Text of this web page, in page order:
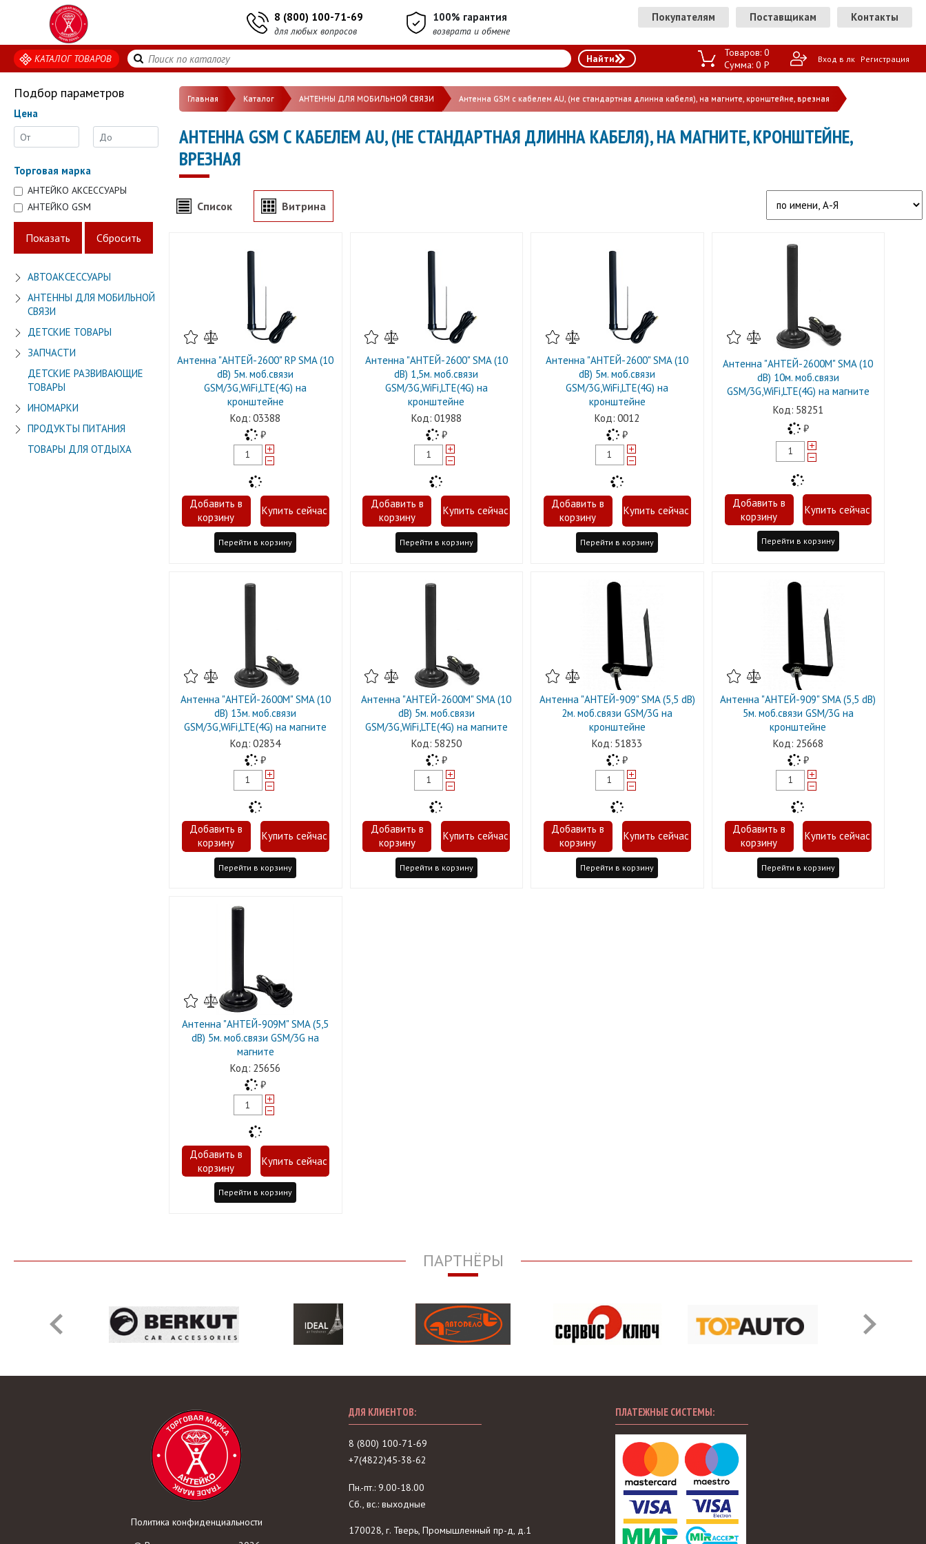
8 (800) 100-71-69
для любых вопросов
100% гарантия
возврата и обмене
Покупателям Поставщикам Контакты
КАТАЛОГ ТОВАРОВ Товаров: 0
Сумма: 0 P Вход в лк Регистрация
Подбор параметров
Цена
Торговая марка
АНТЕЙКО АКСЕССУАРЫ
АНТЕЙКО GSM
АВТОАКСЕССУАРЫ
АНТЕННЫ ДЛЯ МОБИЛЬНОЙ
СВЯЗИ
ДЕТСКИЕ ТОВАРЫ
ЗАПЧАСТИ
ДЕТСКИЕ РАЗВИВАЮЩИЕ
ТОВАРЫ
ИНОМАРКИ
ПРОДУКТЫ ПИТАНИЯ
ТОВАРЫ ДЛЯ ОТДЫХА
Главная Каталог АНТЕННЫ ДЛЯ МОБИЛЬНОЙ СВЯЗИ Антенна GSM с кабелем AU, (не стандартная длинна кабеля), на магните, кронштейне, врезная
АНТЕННА GSM С КАБЕЛЕМ AU, (НЕ СТАНДАРТНАЯ ДЛИННА КАБЕЛЯ), НА МАГНИТЕ, КРОНШТЕЙНЕ,
ВРЕЗНАЯ
Список Витрина
Антенна "АНТЕЙ-2600" RP SMA (10
dB) 5м. моб.связи
GSM/3G,WiFi,LTE(4G) на
кронштейне
03388
Перейти в корзину
Антенна "АНТЕЙ-2600" SMA (10
dB) 1,5м. моб.связи
GSM/3G,WiFi,LTE(4G) на
кронштейне
01988
Перейти в корзину
Антенна "АНТЕЙ-2600" SMA (10
dB) 5м. моб.связи
GSM/3G,WiFi,LTE(4G) на
кронштейне
0012
Перейти в корзину
Антенна "АНТЕЙ-2600M" SMA (10
dB) 10м. моб.связи
GSM/3G,WiFi,LTE(4G) на магните
58251
Перейти в корзину
Антенна "АНТЕЙ-2600M" SMA (10
dB) 13м. моб.связи
GSM/3G,WiFi,LTE(4G) на магните
02834
Перейти в корзину
Антенна "АНТЕЙ-2600M" SMA (10
dB) 5м. моб.связи
GSM/3G,WiFi,LTE(4G) на магните
58250
Перейти в корзину
Антенна "АНТЕЙ-909" SMA (5,5 dB)
2м. моб.связи GSM/3G на
кронштейне
51833
Перейти в корзину
Антенна "АНТЕЙ-909" SMA (5,5 dB)
5м. моб.связи GSM/3G на
кронштейне
25668
Перейти в корзину
Антенна "АНТЕЙ-909М" SMA (5,5
dB) 5м. моб.связи GSM/3G на
магните
25656
Перейти в корзину
ПАРТНЁРЫ
Политика конфиденциальности
ДЛЯ КЛИЕНТОВ:
8 (800) 100-71-69
+7(4822)45-38-62
Пн.-пт.: 9.00-18.00
Сб., вс.: выходные
170028, г. Тверь, Промышленный пр-д, д.1
ПЛАТЕЖНЫЕ СИСТЕМЫ: